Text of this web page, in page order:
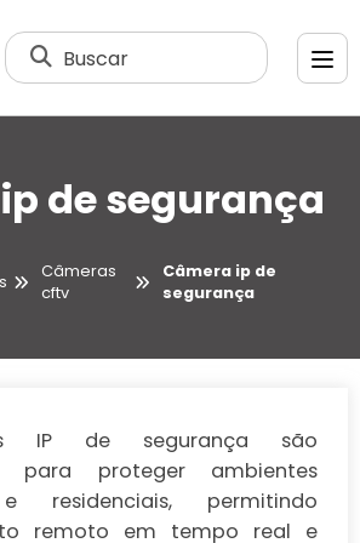
Buscar
de segurança
Câmeras
cftv
Câmera ip de
segurança
IP de segurança são
para proteger ambientes
residenciais, permitindo
remoto em tempo real e